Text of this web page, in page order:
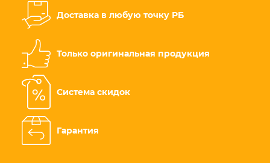
Доставка в любую точку РБ
Только оригинальная продукция
Система скидок
Гарантия